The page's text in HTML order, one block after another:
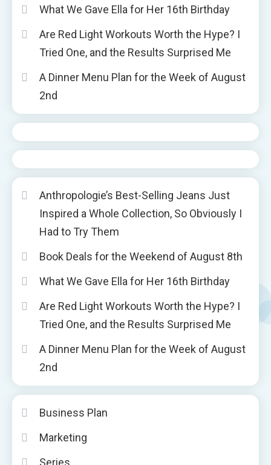
What We Gave Ella for Her 16th Birthday
Are Red Light Workouts Worth the Hype? I
Tried One, and the Results Surprised Me
A Dinner Menu Plan for the Week of August
2nd
Anthropologie’s Best-Selling Jeans Just
Inspired a Whole Collection, So Obviously I
Had to Try Them
Book Deals for the Weekend of August 8th
What We Gave Ella for Her 16th Birthday
Are Red Light Workouts Worth the Hype? I
Tried One, and the Results Surprised Me
A Dinner Menu Plan for the Week of August
2nd
Business Plan
Marketing
Series